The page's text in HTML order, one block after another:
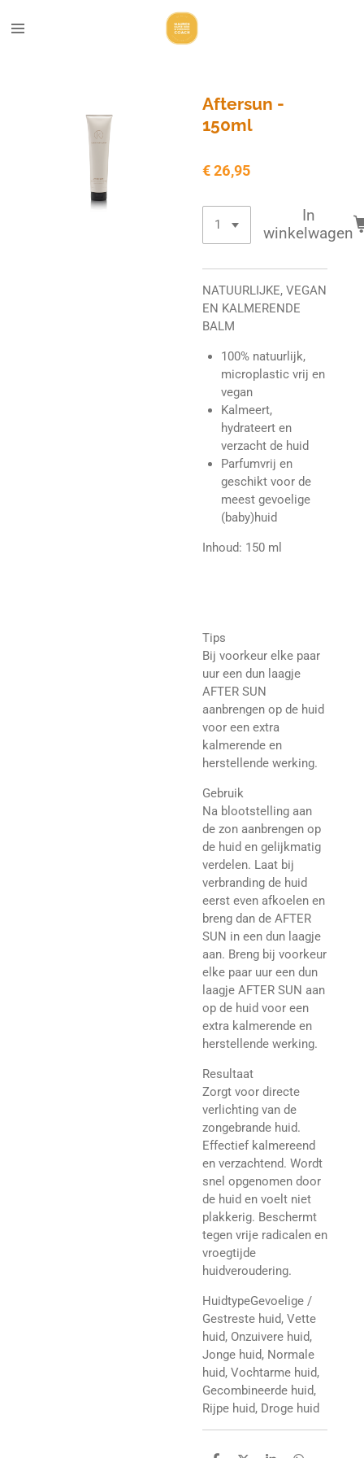
direct
Aftersun -
150ml
€ 26,95
In
winkelwagen
NATUURLIJKE, VEGAN
EN KALMERENDE
BALM
100% natuurlijk,
microplastic vrij en
vegan
Kalmeert,
hydrateert en
verzacht de huid
Parfumvrij en
geschikt voor de
meest gevoelige
(baby)huid
Inhoud: 150 ml
Tips
Bij voorkeur elke paar
uur een dun laagje
AFTER SUN
aanbrengen op de huid
voor een extra
kalmerende en
herstellende werking.
Gebruik
Na blootstelling aan
de zon aanbrengen op
de huid en gelijkmatig
verdelen. Laat bij
verbranding de huid
eerst even afkoelen en
breng dan de AFTER
SUN in een dun laagje
aan. Breng bij voorkeur
elke paar uur een dun
laagje AFTER SUN aan
op de huid voor een
extra kalmerende en
herstellende werking.
Resultaat
Zorgt voor directe
verlichting van de
zongebrande huid.
Effectief kalmereend
en verzachtend. Wordt
snel opgenomen door
de huid en voelt niet
plakkerig. Beschermt
tegen vrije radicalen en
vroegtijde
huidveroudering.
HuidtypeGevoelige /
Gestreste huid, Vette
huid, Onzuivere huid,
Jonge huid, Normale
huid, Vochtarme huid,
Gecombineerde huid,
Rijpe huid, Droge huid